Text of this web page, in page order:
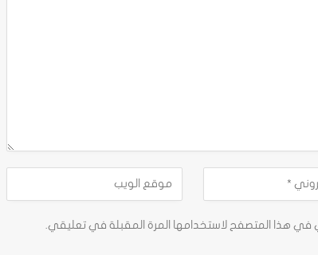
في هذا المتصفح لاستخدامها المرة المقبلة في تعليقي.